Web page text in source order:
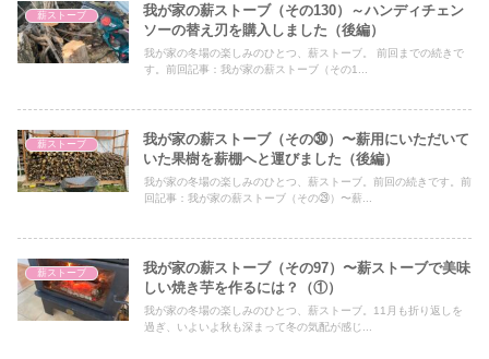
薪ストーブ
我が家の薪ストーブ（その130）～ハンディチェン
ソーの替え刃を購入しました（後編）
我が家の冬場の楽しみのひとつ、薪ストーブ。 前回までの続きで
す。前回記事：我が家の薪ストーブ（その1...
薪ストーブ
我が家の薪ストーブ（その㉚）〜薪用にいただいて
いた果樹を薪棚へと運びました（後編）
我が家の冬場の楽しみのひとつ、薪ストーブ。前回の続きです。前
回記事：我が家の薪ストーブ（その㉙）〜薪...
薪ストーブ
我が家の薪ストーブ（その97）〜薪ストーブで美味
しい焼き芋を作るには？（①）
我が家の冬場の楽しみのひとつ、薪ストーブ。11月も折り返しを
過ぎ、いよいよ秋も深まって冬の気配が感じ...